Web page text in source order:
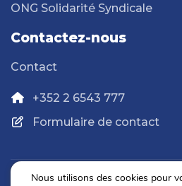
ONG Solidarité Syndicale
Contactez-nous
Contact
+352 2 6543 777
Formulaire de contact
Nous utilisons des cookies pour